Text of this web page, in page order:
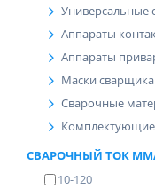
Универсальные
Аппараты
Аппараты
Маски сварщика
Сварочные
Комплектующие
СВАРОЧНЫЙ ТОК
10-120